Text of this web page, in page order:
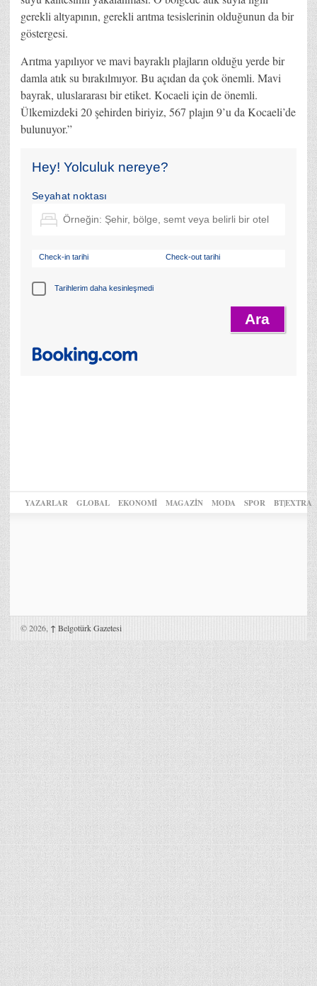
gerekli altyapının, gerekli arıtma tesislerinin olduğunun da bir
göstergesi.
Arıtma yapılıyor ve mavi bayraklı plajların olduğu yerde bir
damla atık su bırakılmıyor. Bu açıdan da çok önemli. Mavi
bayrak, uluslararası bir etiket. Kocaeli için de önemli.
Ülkemizdeki 20 şehirden biriyiz, 567 plajın 9’u da Kocaeli’de
bulunuyor.”
Hey! Yolculuk nereye?
Seyahat noktası
Check-in tarihi Check-out tarihi
Tarihlerim daha kesinleşmedi
YAZARLAR GLOBAL EKONOMİ MAGAZİN MODA SPOR BT|EXTRA
© 2026, ↑ Belgotürk Gazetesi